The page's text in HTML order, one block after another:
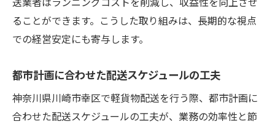
ることができます。こうした取り組みは、長期的な視点
での経営安定にも寄与します。
都市計画に合わせた配送スケジュールの工夫
神奈川県川崎市幸区で軽貨物配送を行う際、都市計画に
合わせた配送スケジュールの工夫が、業務の効率性と節